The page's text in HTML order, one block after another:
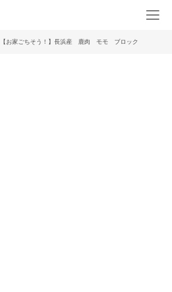
【お家ごちそう！】長浜産 鹿肉 モモ ブロック